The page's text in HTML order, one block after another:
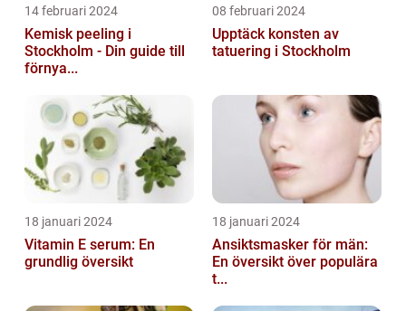
14 februari 2024
Kemisk peeling i
Stockholm - Din guide till
förnya...
08 februari 2024
Upptäck konsten av
tatuering i Stockholm
18 januari 2024
Vitamin E serum: En
grundlig översikt
18 januari 2024
Ansiktsmasker för män:
En översikt över populära
t...